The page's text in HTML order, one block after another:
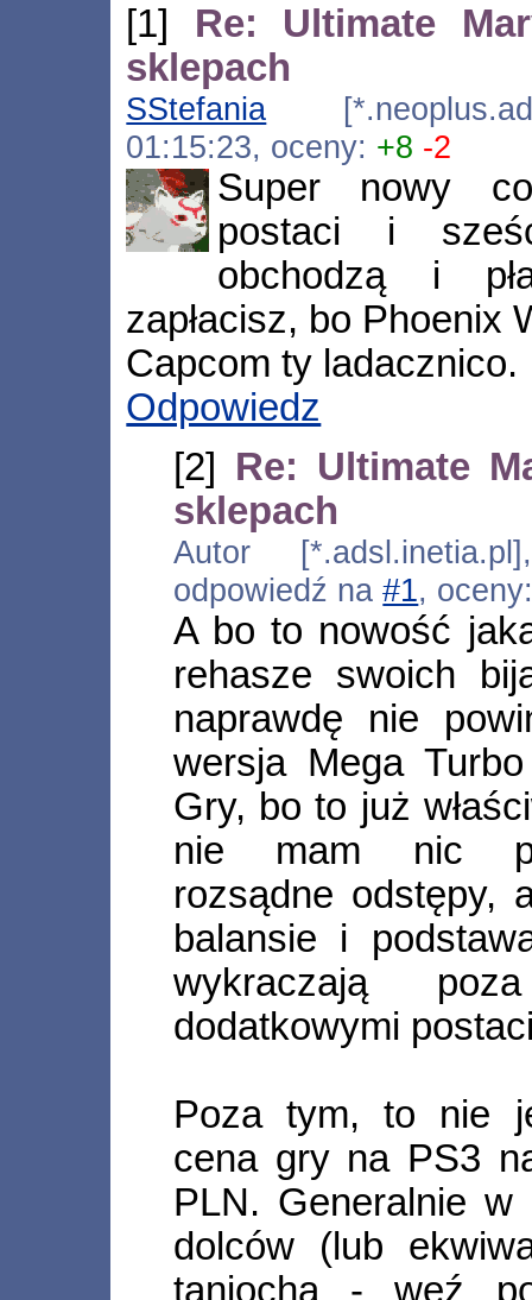
[1] Re: Ultimate
sklepach
SStefania
01:15:23, oceny: +8 -2
Super nowy
postaci i
obchodzą i
zapłacisz, bo Phoenix
Capcom ty ladacznico.
Odpowiedz
[2] Re: Ultimate
sklepach
Autor
odpowiedź na#1,
A bo to nowość
rehasze swoich
naprawdę nie
wersja Mega
Gry, bo to już
nie mam nic
rozsądne odstępy,
balansie i
wykraczają
dodatkowymi
Poza tym, to nie
cena gry na PS3
PLN. Generalnie w
dolców (lub
taniocha - weź